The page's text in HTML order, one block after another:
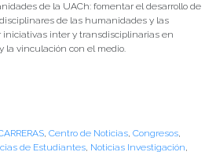
de la UACh: fomentar el desarrollo de
de las humanidades y las
iniciativas inter y transdisciplinarias en
la vinculación con el medio.
, Centro de Noticias, Congresos,
de Estudiantes, Noticias Investigación,